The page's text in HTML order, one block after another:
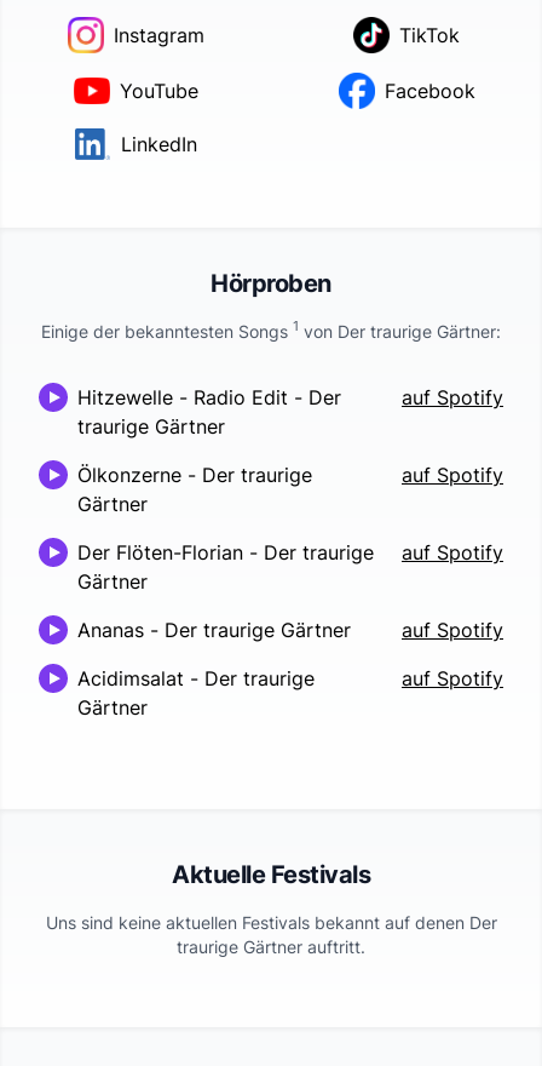
Instagram TikTok
YouTube Facebook
LinkedIn
Hörproben
Einige der bekanntesten Songs 1 von Der traurige Gärtner:
Hitzewelle - Radio Edit - Der
traurige Gärtner
auf Spotify
Ölkonzerne - Der traurige
Gärtner
auf Spotify
Der Flöten-Florian - Der traurige
Gärtner
auf Spotify
Ananas - Der traurige Gärtner
auf Spotify
Acidimsalat - Der traurige
Gärtner
auf Spotify
Aktuelle Festivals
Uns sind keine aktuellen Festivals bekannt auf denen Der
traurige Gärtner auftritt.